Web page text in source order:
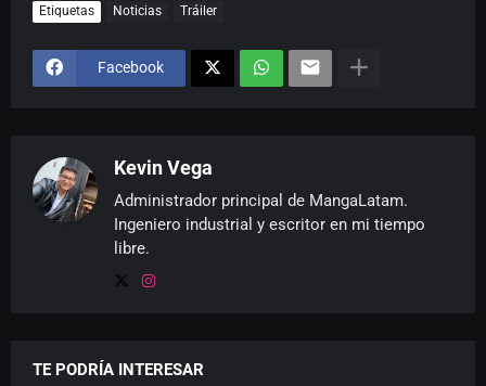
Etiquetas Noticias Tráiler
Facebook
Kevin Vega
Administrador principal de MangaLatam.
Ingeniero industrial y escritor en mi tiempo
libre.
TE PODRÍA INTERESAR